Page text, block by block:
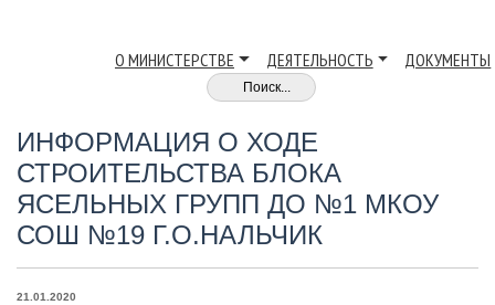
О МИНИСТЕРСТВЕ ДЕЯТЕЛЬНОСТЬ ДОКУМЕНТЫ
ИНФОРМАЦИЯ О ХОДЕ
СТРОИТЕЛЬСТВА БЛОКА
ЯСЕЛЬНЫХ ГРУПП ДО №1 МКОУ
СОШ №19 Г.О.НАЛЬЧИК
21.01.2020